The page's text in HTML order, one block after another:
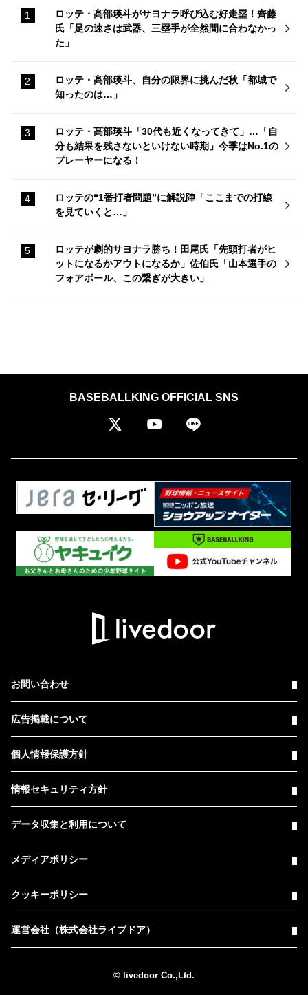
ロッテ・髙部瑛斗がサヨナラ呼び込む好走塁！齊藤
氏「足の速さは武器、三塁手が全然間に合わなかっ
た」
ロッテ・髙部瑛斗、自分の限界に挑んだ秋「都城で
知ったのは…」
ロッテ・髙部瑛斗「30代も近くなってきて」…「自
分も結果を残さないといけない時期」今季はNo.1の
プレーヤーになる！
ロッテの“1番打者問題”に解説陣「ここまでの打線
を見ていくと…」
ロッテが劇的サヨナラ勝ち！田尾氏「先頭打者がヒ
ットになるかアウトになるか」佐伯氏「山本選手の
フォアボール、この繋ぎが大きい」
BASEBALLKING OFFICIAL SNS
お問い合わせ
広告掲載について
個人情報保護方針
情報セキュリティ方針
データ収集と利用について
メディアポリシー
クッキーポリシー
運営会社（株式会社ライブドア）
© livedoor Co.,Ltd.